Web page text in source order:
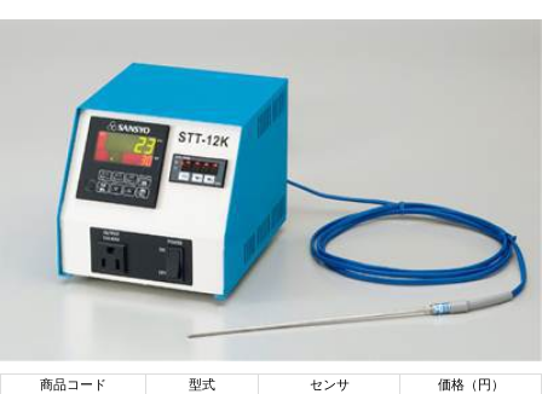
商品コード 型式 センサ
価格（円）